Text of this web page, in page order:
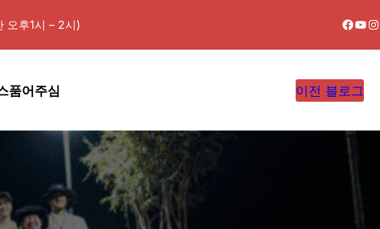
오후1시 – 2시)
품어주심 이전 블로그